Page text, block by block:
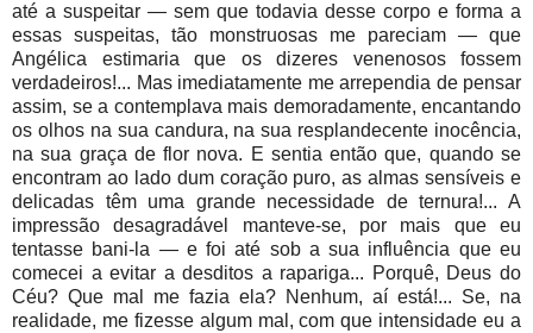
até a suspeitar — sem que todavia desse corpo e forma a
essas suspeitas, tão monstruosas me pareciam — que
Angélica estimaria que os dizeres venenosos fossem
verdadeiros!... Mas imediatamente me arrependia de pensar
assim, se a contemplava mais demoradamente, encantando
os olhos na sua candura, na sua resplandecente inocência,
na sua graça de flor nova. E sentia então que, quando se
encontram ao lado dum coração puro, as almas sensíveis e
delicadas têm uma grande necessidade de ternura!... A
impressão desagradável manteve-se, por mais que eu
tentasse bani-la — e foi até sob a sua influência que eu
comecei a evitar a desditos a rapariga... Porquê, Deus do
Céu? Que mal me fazia ela? Nenhum, aí está!... Se, na
realidade, me fizesse algum mal, com que intensidade eu a